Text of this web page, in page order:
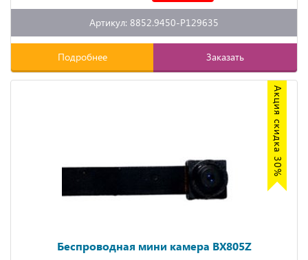
Артикул: 8852.9450-P129635
Подробнее Заказать
Акция скидка 30%
Беспроводная мини камера BX805Z